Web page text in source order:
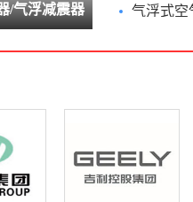
/气浮减震器 气浮式空气